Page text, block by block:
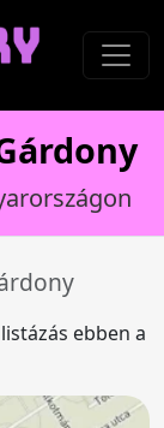
listázás ebben a